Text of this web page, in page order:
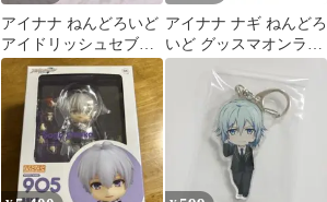
アイナナ ねんどろいど
アイドリッシュセブン
九条天 1019
アイナナ ナギ ねんどろ
いど グッスマオンライ
ン 特典 マグカップパー
ツ 未開封